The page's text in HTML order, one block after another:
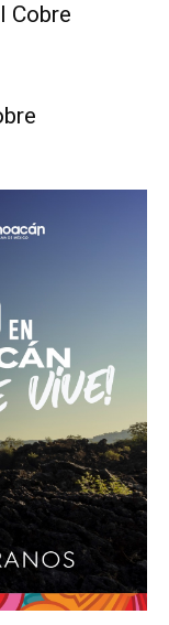
Cobre